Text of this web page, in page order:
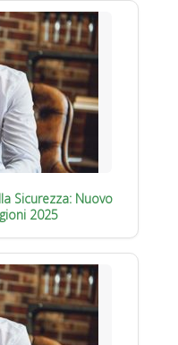
Sicurezza: Nuovo
2025